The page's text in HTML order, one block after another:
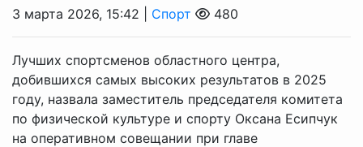
3 марта 2026, 15:42 | Спорт 480
Лучших спортсменов областного центра,
добившихся самых высоких результатов в 2025
году, назвала заместитель председателя комитета
по физической культуре и спорту Оксана Есипчук
на оперативном совещании при главе